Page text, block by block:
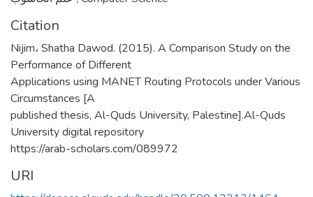
Citation
Nijim، Shatha Dawod. (2015). A Comparison Study on the
Performance of Different
Applications using MANET Routing Protocols under Various
Circumstances [A
published thesis, Al-Quds University, Palestine].Al-Quds
University digital repository
https://arab-scholars.com/089972
URI